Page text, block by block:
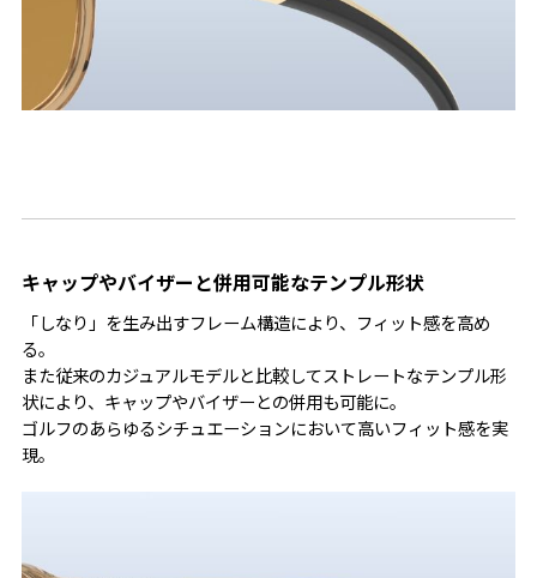
キャップやバイザーと併用可能なテンプル形状
「しなり」を生み出すフレーム構造により、フィット感を高め
る。
また従来のカジュアルモデルと比較してストレートなテンプル形
状により、キャップやバイザーとの併用も可能に。
ゴルフのあらゆるシチュエーションにおいて高いフィット感を実
現。